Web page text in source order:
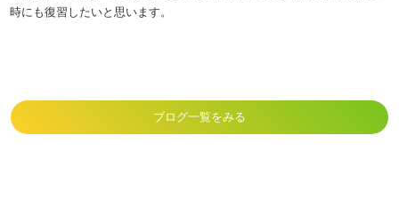
時にも復習したいと思います。
ブログ一覧をみる